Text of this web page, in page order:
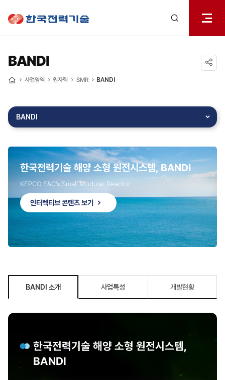
열기
BANDI
사업영역 원자력 SMR BANDI
BANDI
한국전력기술 해양 소형 원전시스템, BANDI
KEPCO E&C’s Small Modular Reactor
인터렉티브 콘텐츠 보기
BANDI 소개 사업특성 개발현황
한국전력기술 해양 소형 원전시스템,
BANDI